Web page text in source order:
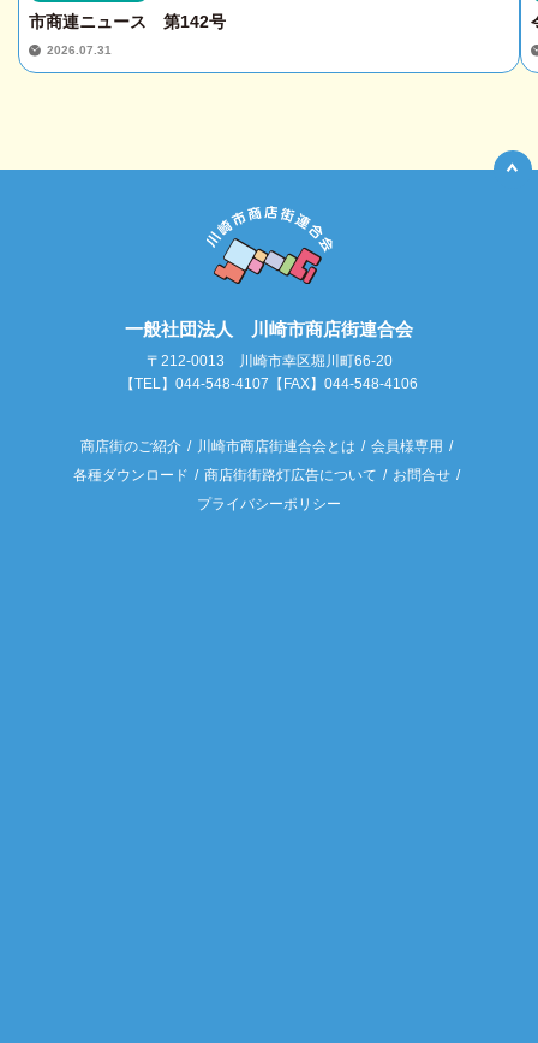
市商連ニュース 第142号
2026.07.31
一般社団法人 川崎市商店街連合会
〒212-0013 川崎市幸区堀川町66-20
【TEL】044-548-4107【FAX】044-548-4106
商店街のご紹介 川崎市商店街連合会とは
会員様専用
各種ダウンロード
商店街街路灯広告について
お問合せ
プライバシーポリシー